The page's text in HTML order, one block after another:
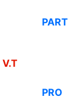
PART
V.T
PRO